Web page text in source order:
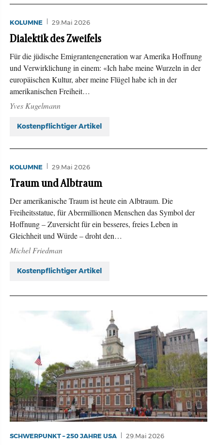
KOLUMNE 29.Mai 2026
Dialektik des Zweifels
Für die jüdische Emigrantengeneration war Amerika Hoffnung
und Verwirklichung in einem: «Ich habe meine Wurzeln in der
europäischen Kultur, aber meine Flügel habe ich in der
amerikanischen Freiheit…
Yves Kugelmann
Kostenpflichtiger Artikel
KOLUMNE 29.Mai 2026
Traum und Albtraum
Der amerikanische Traum ist heute ein Albtraum. Die
Freiheitsstatue, für Abermillionen Menschen das Symbol der
Hoffnung – Zuversicht für ein besseres, freies Leben in
Gleichheit und Würde – droht den…
Michel Friedman
Kostenpflichtiger Artikel
SCHWERPUNKT – 250 JAHRE USA 29.Mai 2026